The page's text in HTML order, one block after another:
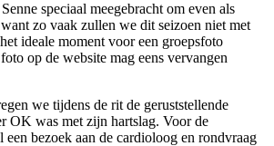
speciaal meegebracht om even als
zo vaak zullen we dit seizoen niet met
ideale moment voor een groepsfoto
op de website mag eens vervangen
we tijdens de rit de geruststellende
OK was met zijn hartslag. Voor de
bezoek aan de cardioloog en rondvraag